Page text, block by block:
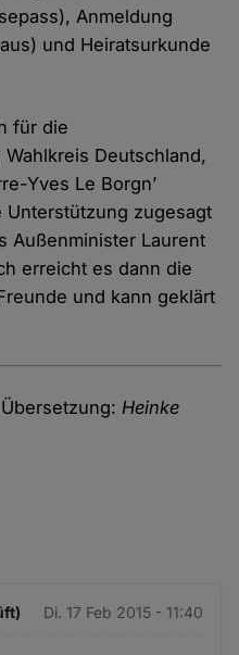
Anmeldung
und Heiratsurkunde
für die
Deutschland,
Yves Le Borgn’
Unterstützung zugesagt
Außenminister Laurent
erreicht es dann die
und kann geklärt
Heinke
Di. 17 Feb 2015 - 11:40